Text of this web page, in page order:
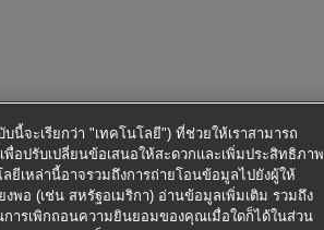
จะเรียกว่า "เทคโนโลยี") ที่ช่วยให้เราสามารถ
อปรับเปลี่ยนข้อเสนอให้สะดวกและเพิ่มประสิทธิภาพ
ยีเหล่านี้อาจรวมถึงการถ่ายโอนข้อมูลไปยังผู้ให้
อ (เช่น สหรัฐอเมริกา) อ่านข้อมูลเพิ่มเติม รวมถึง
ารเพิกถอนความยินยอมของคุณเมื่อใดก็ได้ในส่วน